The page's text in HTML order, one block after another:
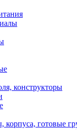
конструкторы
корпуса, готовые